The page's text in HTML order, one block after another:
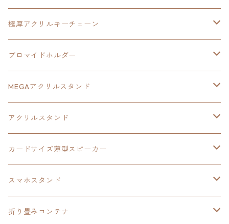
ヘッドホンスタンド
イース
亰都ザナドゥ
王冠クリップ
創の軌跡
イース
極厚アクリルキーチェーン
日本ファルコム40周年記念イラスト
黎の軌跡
イースⅧ
創の軌跡
HOT-SHOT
イースⅨ
閃の軌跡Ⅳ
ブロマイドホルダー
40周年記念
黎の軌跡
黎の軌跡Ⅱ
イースⅧ
軌跡シリーズ20周年記念
MEGAアクリルスタンド
黎の軌跡
アクリルスタンド
オーロラ
カードサイズ薄型スピーカー
黎の軌跡
40周年記念
スマホスタンド
ワイヤレス充電スマホスタンド
折り畳みコンテナ